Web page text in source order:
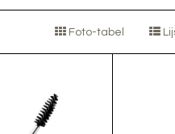
Foto-tabel